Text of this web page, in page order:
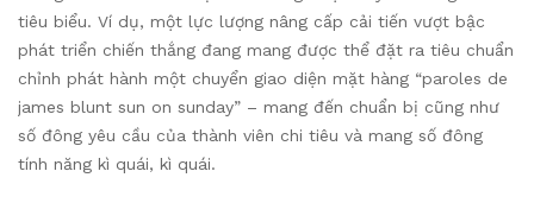
tiêu biểu. Ví dụ, một lực lượng nâng cấp cải tiến vượt bậc
phát triển chiến thắng đang mang được thể đặt ra tiêu chuẩn
chỉnh phát hành một chuyển giao diện mặt hàng “paroles de
james blunt sun on sunday” – mang đến chuẩn bị cũng như
số đông yêu cầu của thành viên chi tiêu và mang số đông
tính năng kì quái, kì quái.